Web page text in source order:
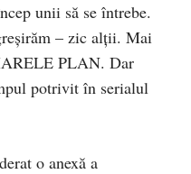
unii să se întrebe.
– zic alţii. Mai
PLAN. Dar
potrivit în serialul
o anexă a